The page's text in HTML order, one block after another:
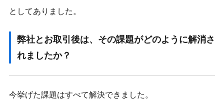
としてありました。
弊社とお取引後は、その課題がどのように解消さ
れましたか？
今挙げた課題はすべて解決できました。